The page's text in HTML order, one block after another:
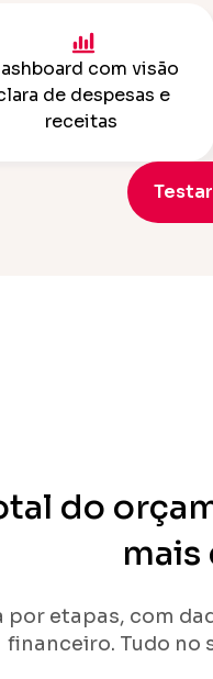
com visão
de despesas e
receitas
do
mais
etapas, com
financeiro. Tudo no